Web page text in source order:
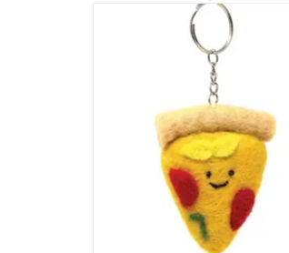
• Aus recyceltem Material
• 8cm
• Handgemacht in Nepal
ZUM WARENKORB HINZUFÜGEN